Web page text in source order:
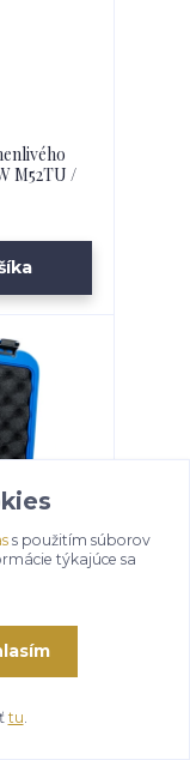
M52TU /
s použitím súborov
týkajúce sa
tu